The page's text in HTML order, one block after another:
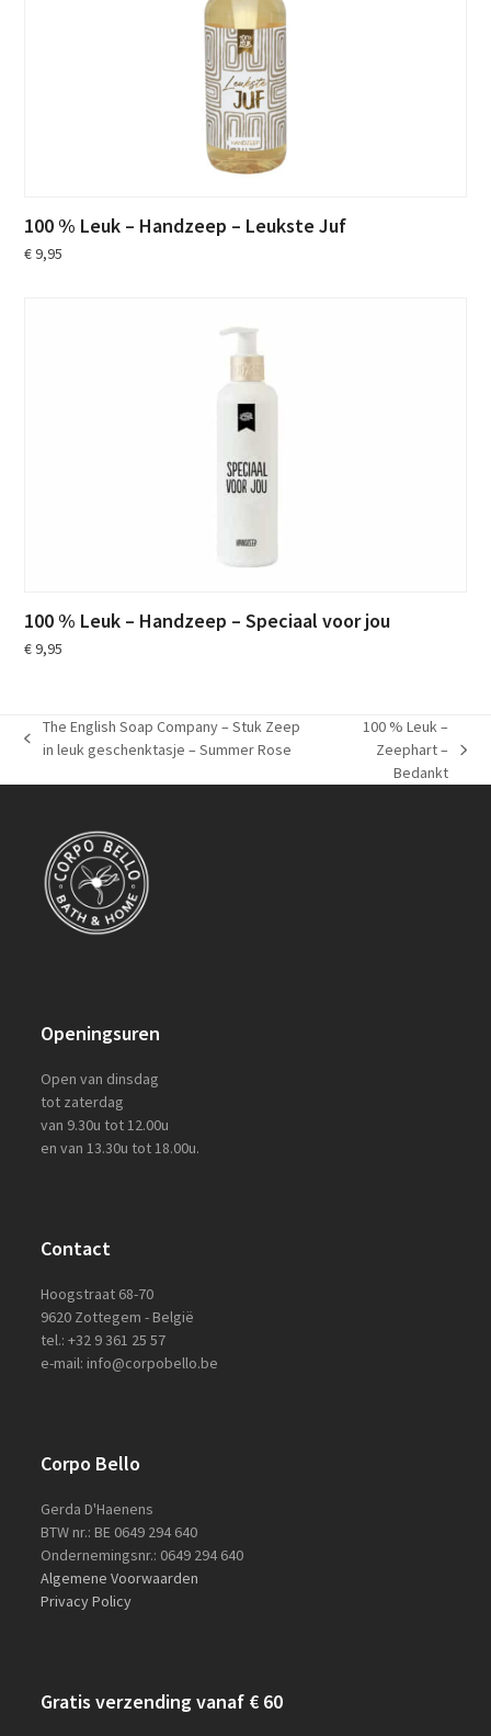
100 % Leuk – Handzeep – Leukste Juf
€9,95
100 % Leuk – Handzeep – Speciaal voor jou
€9,95
previous
The English Soap Company – Stuk Zeep
in leuk geschenktasje – Summer Rose
post:
100 % Leuk –
Zeephart –
Bedankt
Openingsuren
Open van dinsdag
tot zaterdag
van 9.30u tot 12.00u
en van 13.30u tot 18.00u.
Contact
Hoogstraat 68-70
9620 Zottegem - België
tel.: +32 9 361 25 57
e-mail: info@corpobello.be
Corpo Bello
Gerda D'Haenens
BTW nr.: BE 0649 294 640
Ondernemingsnr.: 0649 294 640
Algemene Voorwaarden
Privacy Policy
Gratis verzending vanaf € 60